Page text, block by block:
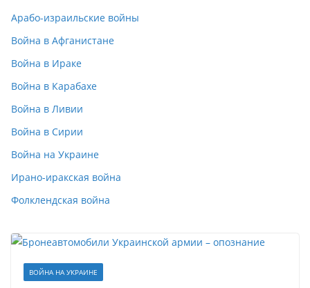
Арабо-израильские войны
Война в Афганистане
Война в Ираке
Война в Карабахе
Война в Ливии
Война в Сирии
Война на Украине
Ирано-иракская война
Фолклендская война
ВОЙНА НА УКРАИНЕ